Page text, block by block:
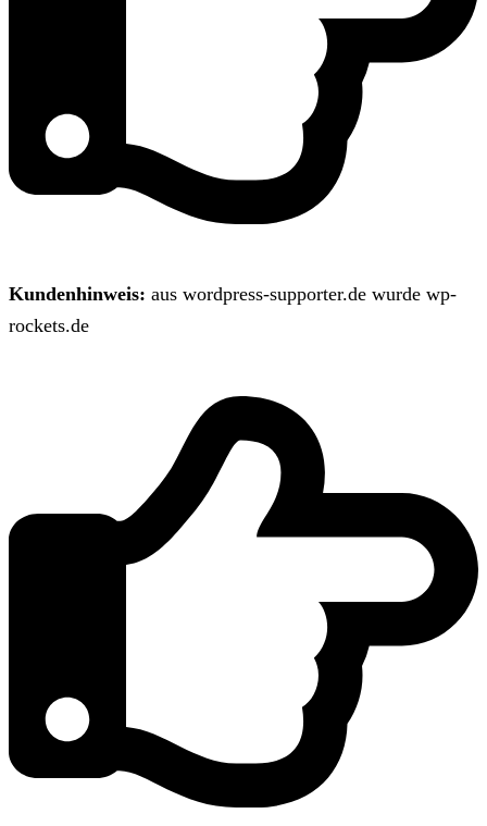
Kundenhinweis: aus wordpress-supporter.de wurde wp-
rockets.de